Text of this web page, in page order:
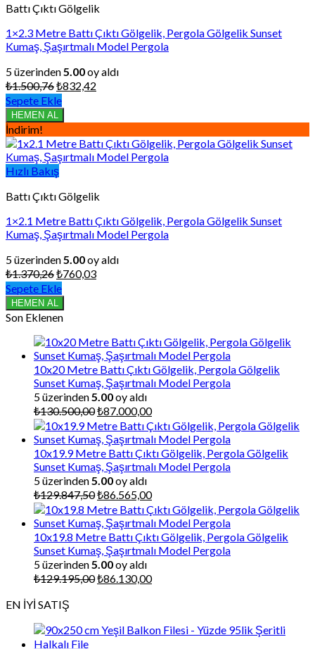
Battı Çıktı Gölgelik
1×2.3 Metre Battı Çıktı Gölgelik, Pergola Gölgelik Sunset
Kumaş, Şaşırtmalı Model Pergola
5 üzerinden 5.00oy aldı
₺1.500,76Orijinal
fiyat:
₺1.500,76.
₺832,42
₺832,42.
Sepete Ekle
HEMEN AL
İndirim!
Hızlı Bakış
Battı Çıktı Gölgelik
1×2.1 Metre Battı Çıktı Gölgelik, Pergola Gölgelik Sunset
Kumaş, Şaşırtmalı Model Pergola
5 üzerinden 5.00oy aldı
₺1.370,26Orijinal
fiyat:
₺1.370,26.
₺760,03Şu
Sepete Ekle
HEMEN AL
Son Eklenen
10x20 Metre Battı Çıktı Gölgelik, Pergola Gölgelik
Sunset Kumaş, Şaşırtmalı Model Pergola
5 üzerinden 5.00oy aldı
₺130.500,00Orijinal
fiyat:
₺130.500,00.
₺87.000,00Şu
andaki
fiyat:
₺87.000,00.
10x19.9 Metre Battı Çıktı Gölgelik, Pergola Gölgelik
Sunset Kumaş, Şaşırtmalı Model Pergola
5 üzerinden 5.00oy aldı
₺129.847,50Orijinal
fiyat:
₺129.847,50.
₺86.565,00Şu
andaki
fiyat:
₺86.565,00.
10x19.8 Metre Battı Çıktı Gölgelik, Pergola Gölgelik
Sunset Kumaş, Şaşırtmalı Model Pergola
5 üzerinden 5.00oy aldı
₺129.195,00Orijinal
₺86.130,00Şu
EN İYİ SATIŞ